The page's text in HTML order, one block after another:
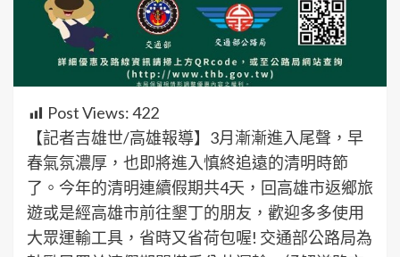
Post Views:422
【記者吉雄世/高雄報導】3月漸漸進入尾聲，早
春氣氛濃厚，也即將進入慎終追遠的清明時節
了。今年的清明連續假期共4天，回高雄市返鄉旅
遊或是經高雄市前往墾丁的朋友，歡迎多多使用
大眾運輸工具，省時又省荷包喔! 交通部公路局為